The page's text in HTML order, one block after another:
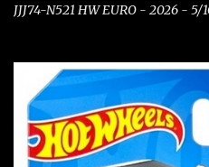
JJJ74-N521 HW EURO - 2026 -